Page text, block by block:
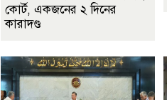
কোর্ট, একজনের ২ দিনের
কারাদণ্ড